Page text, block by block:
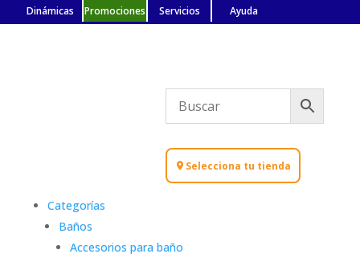
Dinámicas Promociones Servicios Ayuda
Categorías
Baños
Accesorios para baño
Selecciona tu tienda